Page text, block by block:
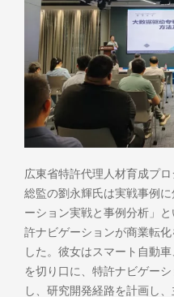
広東省特許代理人材育成プ
総監の劉永輝氏は実戦事例
ーション実戦と事例分析」
許ナビゲーションが商業転
した。彼女はスマート自動
を切り口に、特許ナビゲー
し、研究開発経路を計画し